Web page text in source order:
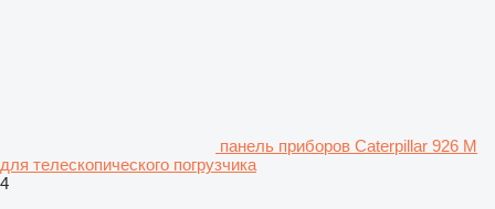
панель приборов Caterpillar 926 M
для телескопического погрузчика
4